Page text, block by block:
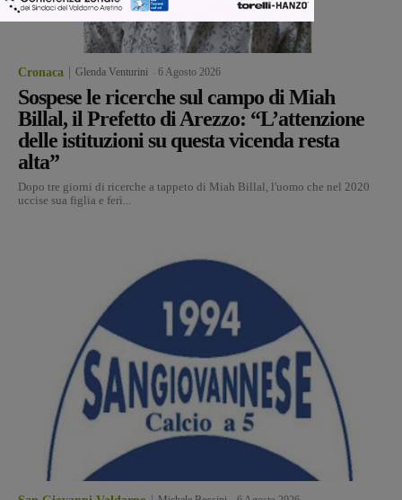
Cronaca Glenda Venturini 6 Agosto 2026
Sospese le ricerche sul campo di Miah
Billal, il Prefetto di Arezzo: “L’attenzione
delle istituzioni su questa vicenda resta
alta”
Dopo tre giorni di ricerche a tappeto di Miah Billal, l'uomo che nel 2020
uccise sua figlia e ferì...